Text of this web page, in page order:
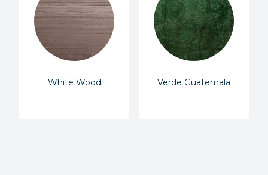
White Wood Verde Guatemala